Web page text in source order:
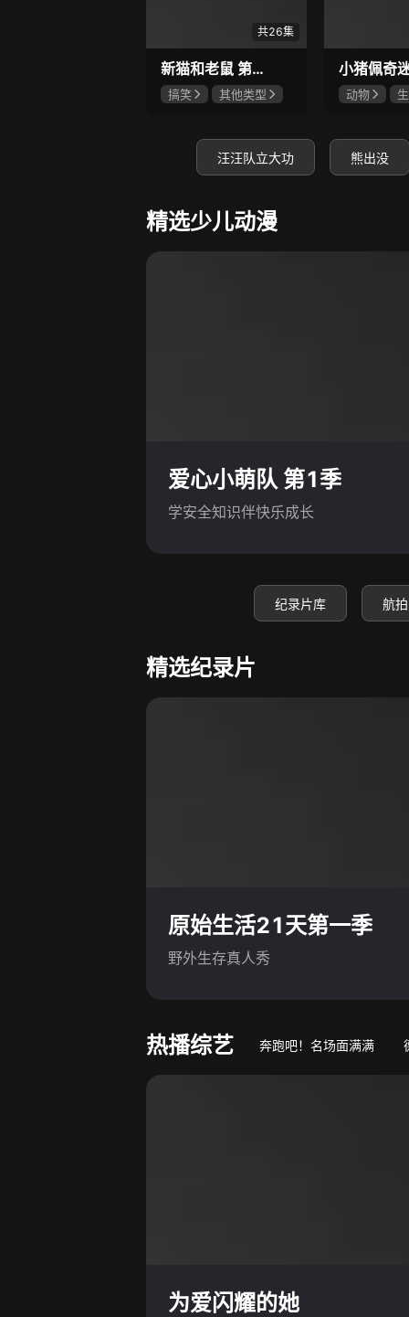
共26集
新猫和老鼠 第4季
搞笑 其他类型 动物
汪汪队立大功 熊出没
精选少儿动漫
爱心小萌队 第1季
学安全知识伴快乐成长
纪录片库 航
精选纪录片
原始生活21天第一季
野外生存真人秀
热播综艺 奔跑吧！名场面满满
为爱闪耀的她